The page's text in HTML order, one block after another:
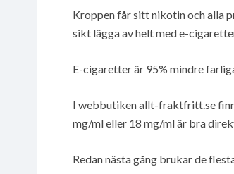
Kroppen får sitt nikotin och alla
sikt lägga av helt med e-
E-cigaretter är 95% mindre
I webbutiken allt-fraktfritt.se
mg/ml eller 18 mg/ml är bra
Redan nästa gång brukar de